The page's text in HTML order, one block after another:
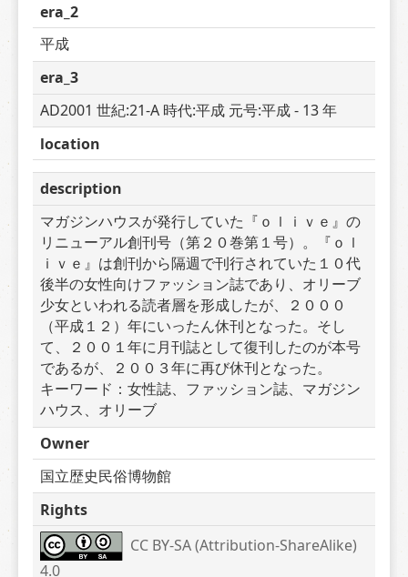
era_2
平成
era_3
AD2001 世紀:21-A 時代:平成 元号:平成 - 13 年
location
description
マガジンハウスが発行していた『ｏｌｉｖｅ』の
リニューアル創刊号（第２０巻第１号）。『ｏｌ
ｉｖｅ』は創刊から隔週で刊行されていた１０代
後半の女性向けファッション誌であり、オリーブ
少女といわれる読者層を形成したが、２０００
（平成１２）年にいったん休刊となった。そし
て、２００１年に月刊誌として復刊したのが本号
であるが、２００３年に再び休刊となった。
キーワード：女性誌、ファッション誌、マガジン
ハウス、オリーブ
Owner
国立歴史民俗博物館
Rights
CC BY-SA (Attribution-ShareAlike)
4.0